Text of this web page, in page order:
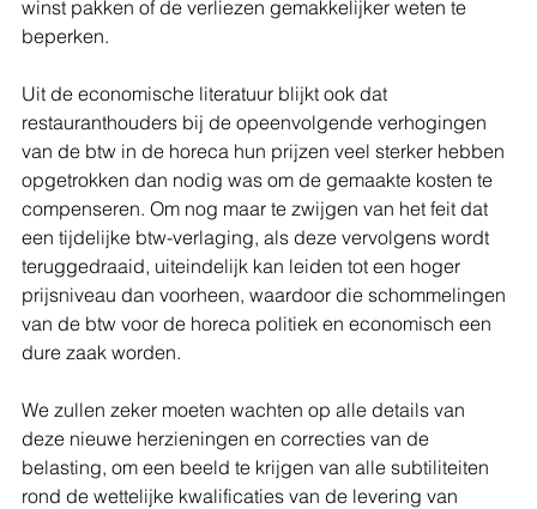
winst pakken of de verliezen gemakkelijker weten te
beperken.
Uit de economische literatuur blijkt ook dat
restauranthouders bij de opeenvolgende verhogingen
van de btw in de horeca hun prijzen veel sterker hebben
opgetrokken dan nodig was om de gemaakte kosten te
compenseren. Om nog maar te zwijgen van het feit dat
een tijdelijke btw-verlaging, als deze vervolgens wordt
teruggedraaid, uiteindelijk kan leiden tot een hoger
prijsniveau dan voorheen, waardoor die schommelingen
van de btw voor de horeca politiek en economisch een
dure zaak worden.
We zullen zeker moeten wachten op alle details van
deze nieuwe herzieningen en correcties van de
belasting, om een beeld te krijgen van alle subtiliteiten
rond de wettelijke kwalificaties van de levering van